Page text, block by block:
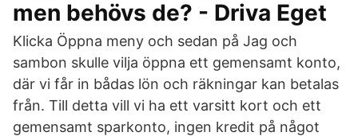
men behövs de? - Driva Eget
Klicka Öppna meny och sedan på Jag och
sambon skulle vilja öppna ett gemensamt konto,
där vi får in bådas lön och räkningar kan betalas
från. Till detta vill vi ha ett varsitt kort och ett
gemensamt sparkonto, ingen kredit på något